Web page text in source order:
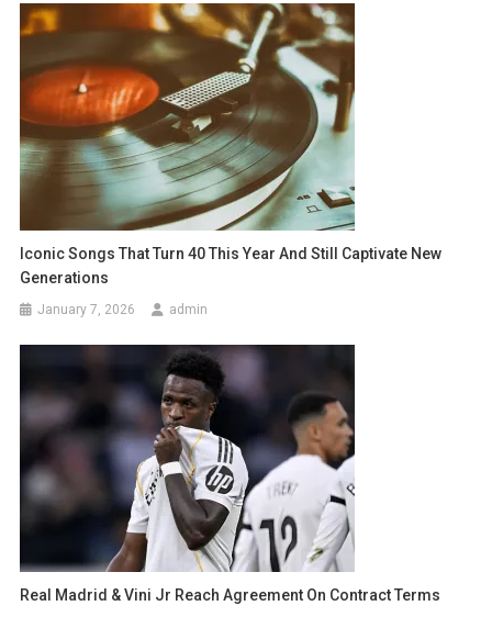
Iconic Songs That Turn 40 This Year And Still Captivate New
Generations
January 7, 2026 admin
Real Madrid & Vini Jr Reach Agreement On Contract Terms